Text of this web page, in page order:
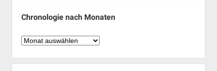
Chronologie nach Monaten
Chronologie
Monaten